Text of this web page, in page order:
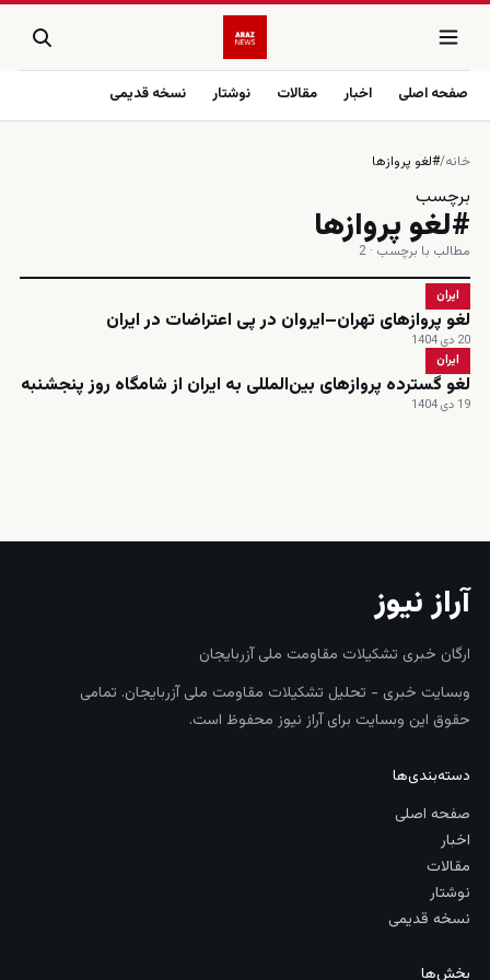
صفحه اصلی اخبار مقالات نوشتار نسخه قدیمی
خانه/#لغو پروازها
برچسب
#لغو پروازها
مطالب با برچسب · 2
ایران
لغو پروازهای تهران–ایروان در پی اعتراضات در ایران
20 دی 1404
ایران
لغو گسترده پروازهای بین‌المللی به ایران از شامگاه روز پنجشنبه
19 دی 1404
آراز نیوز
ارگان خبری تشکیلات مقاومت ملی آزربایجان
وبسایت خبری - تحلیل تشکیلات مقاومت ملی آزربایجان. تمامی
حقوق این وبسایت برای آراز نیوز محفوظ است.
دسته‌بندی‌ها
صفحه اصلی
اخبار
مقالات
نوشتار
نسخه قدیمی
بخش‌ها